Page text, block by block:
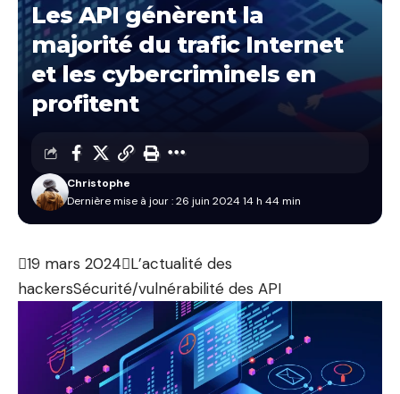
Les API génèrent la
majorité du trafic Internet
et les cybercriminels en
profitent
Dernière mise à jour : 26 juin 2024 14 h 44 min
Christophe
19 mars 2024L’actualité des
hackersSécurité/vulnérabilité des API